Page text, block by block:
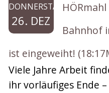
DONNERSTAG
26. DEZ
Bahnhof
ist eingeweiht!
Viele Jahre Arbeit
ihr vorläufiges Ende